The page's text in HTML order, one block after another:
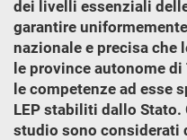
dei livelli essenziali
garantire
nazionale e precisa che
le province autonome
le competenze ad esse
LEP stabiliti dallo
studio sono considerati